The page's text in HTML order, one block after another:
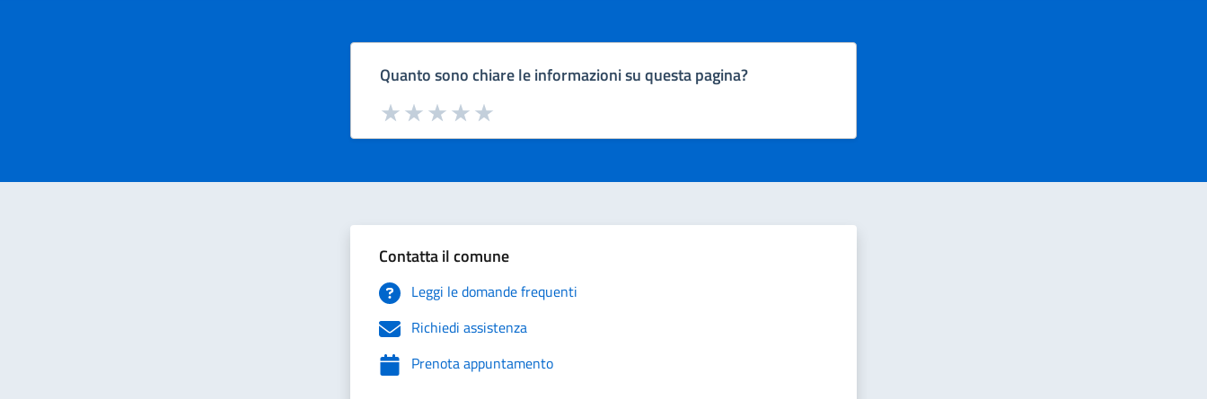
Quanto sono chiare le informazioni su questa pagina?
Valuta da 1 a 5 stelle la pagina
Valuta 5 stelle su 5
Valuta 4 stelle su 5
Valuta 3 stelle su 5
Valuta 2 stelle su 5
Valuta 1 stelle su 5
Contatta il comune
Leggi le domande frequenti
Richiedi assistenza
Prenota appuntamento